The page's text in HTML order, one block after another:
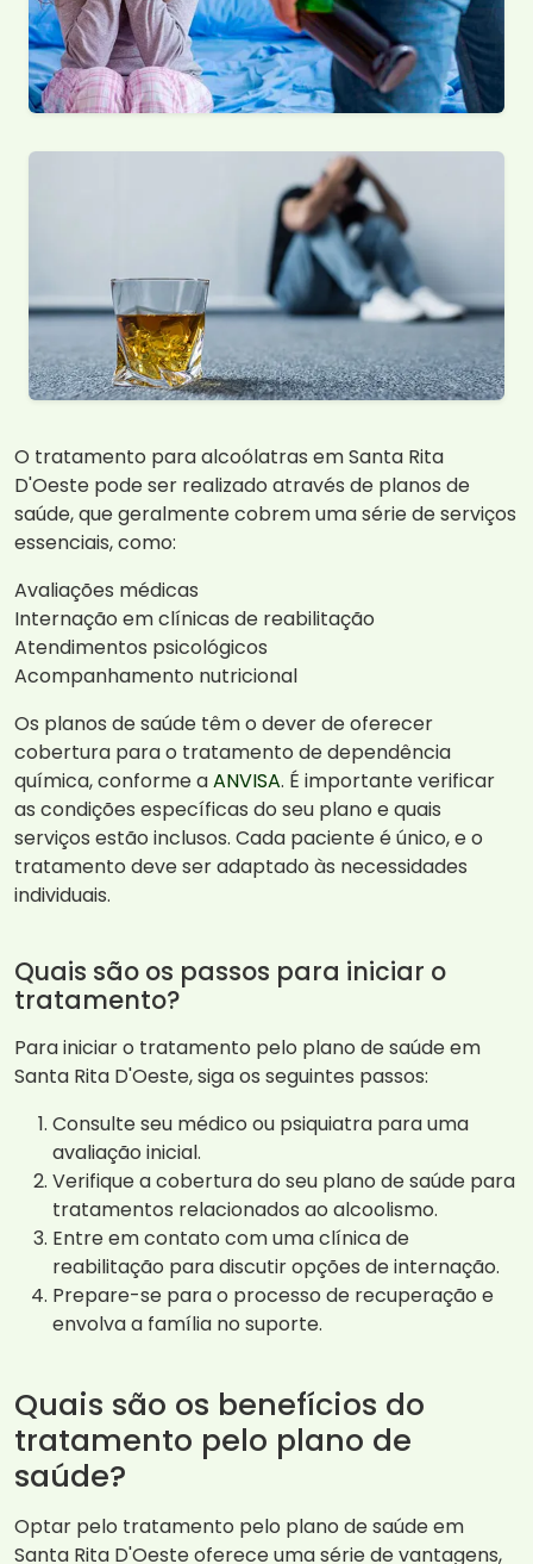
O tratamento para alcoólatras em Santa Rita
D'Oeste pode ser realizado através de planos de
saúde, que geralmente cobrem uma série de serviços
essenciais, como:
Avaliações médicas
Internação em clínicas de reabilitação
Atendimentos psicológicos
Acompanhamento nutricional
Os planos de saúde têm o dever de oferecer
cobertura para o tratamento de dependência
química, conforme aANVISA. É importante verificar
as condições específicas do seu plano e quais
serviços estão inclusos. Cada paciente é único, e o
tratamento deve ser adaptado às necessidades
individuais.
Quais são os passos para iniciar o
tratamento?
Para iniciar o tratamento pelo plano de saúde em
Santa Rita D'Oeste, siga os seguintes passos:
Consulte seu médico ou psiquiatra para uma
avaliação inicial.
Verifique a cobertura do seu plano de saúde para
tratamentos relacionados ao alcoolismo.
Entre em contato com uma clínica de
reabilitação para discutir opções de internação.
Prepare-se para o processo de recuperação e
envolva a família no suporte.
Quais são os benefícios do
tratamento pelo plano de
saúde?
Optar pelo tratamento pelo plano de saúde em
Santa Rita D'Oeste oferece uma série de vantagens,